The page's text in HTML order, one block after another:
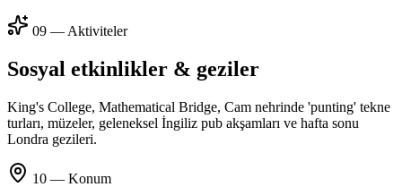
09 — Aktiviteler
Sosyal etkinlikler & geziler
King's College, Mathematical Bridge, Cam nehrinde 'punting' tekne
turları, müzeler, geleneksel İngiliz pub akşamları ve hafta sonu
Londra gezileri.
10 — Konum